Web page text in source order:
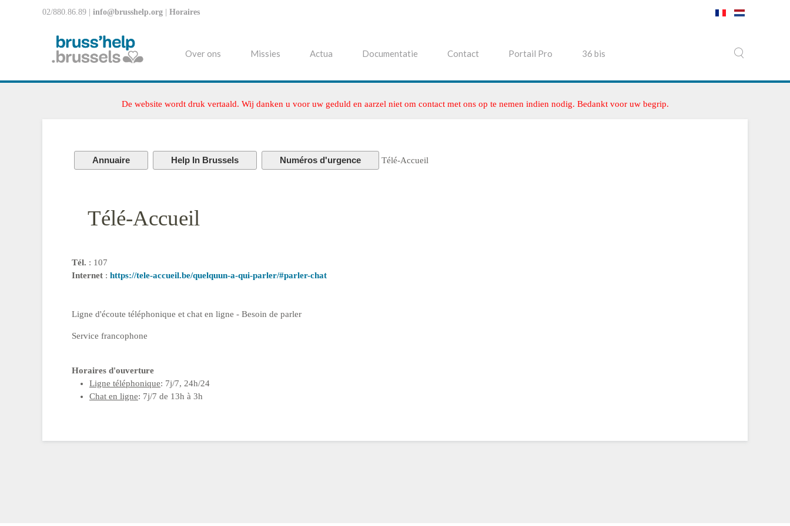
02/880.86.89 | info@brusshelp.org Horaires
Over ons Missies Actua Documentatie Contact Portail Pro 36 bis
De website wordt druk vertaald. Wij danken u voor uw geduld en aarzel niet om contact met ons op te nemen indien nodig. Bedankt voor uw begrip.
Annuaire Help In Brussels Numéros d'urgence Télé-Accueil
Télé-Accueil
Tél. : 107
Internet : https://tele-accueil.be/quelquun-a-qui-parler/#parler-chat
Ligne d'écoute téléphonique et chat en ligne - Besoin de parler
Service francophone
Horaires d'ouverture
Ligne téléphonique: 7j/7, 24h/24
Chat en ligne: 7j/7 de 13h à 3h